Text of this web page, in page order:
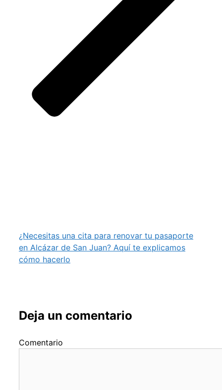
¿Necesitas una cita para renovar tu pasaporte
en Alcázar de San Juan? Aquí te explicamos
cómo hacerlo
Deja un comentario
Comentario